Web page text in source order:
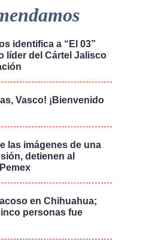
identifica a “El 03”
líder del Cártel Jalisco
Vasco! ¡Bienvenido
las imágenes de una
detienen al
en Chihuahua;
personas fue